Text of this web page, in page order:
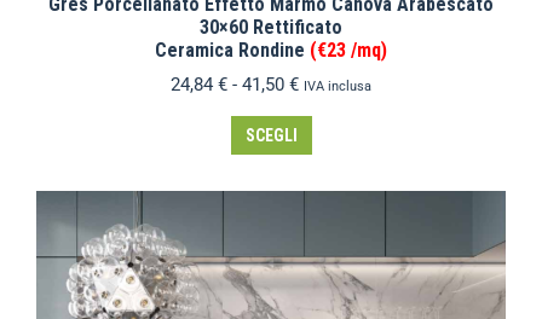
30×60 Rettificato
Ceramica Rondine (€23 /mq)
24,84 € - 41,50 € IVA inclusa
SCEGLI